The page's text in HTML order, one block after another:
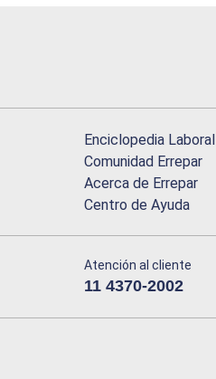
Enciclopedia Laboral
Comunidad Errepar
Acerca de Errepar
Centro de Ayuda
Atención al cliente
11 4370-2002